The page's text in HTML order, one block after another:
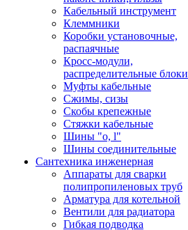
Кабельный инструмент
Клеммники
Коробки установочные,
распаячные
Кросс-модули,
распределительные блоки
Муфты кабельные
Сжимы, сизы
Скобы крепежные
Стяжки кабельные
Шины "o, l"
Шины соединительные
Сантехника инженерная
Аппараты для сварки
полипропиленовых труб
Арматура для котельной
Вентили для радиатора
Гибкая подводка